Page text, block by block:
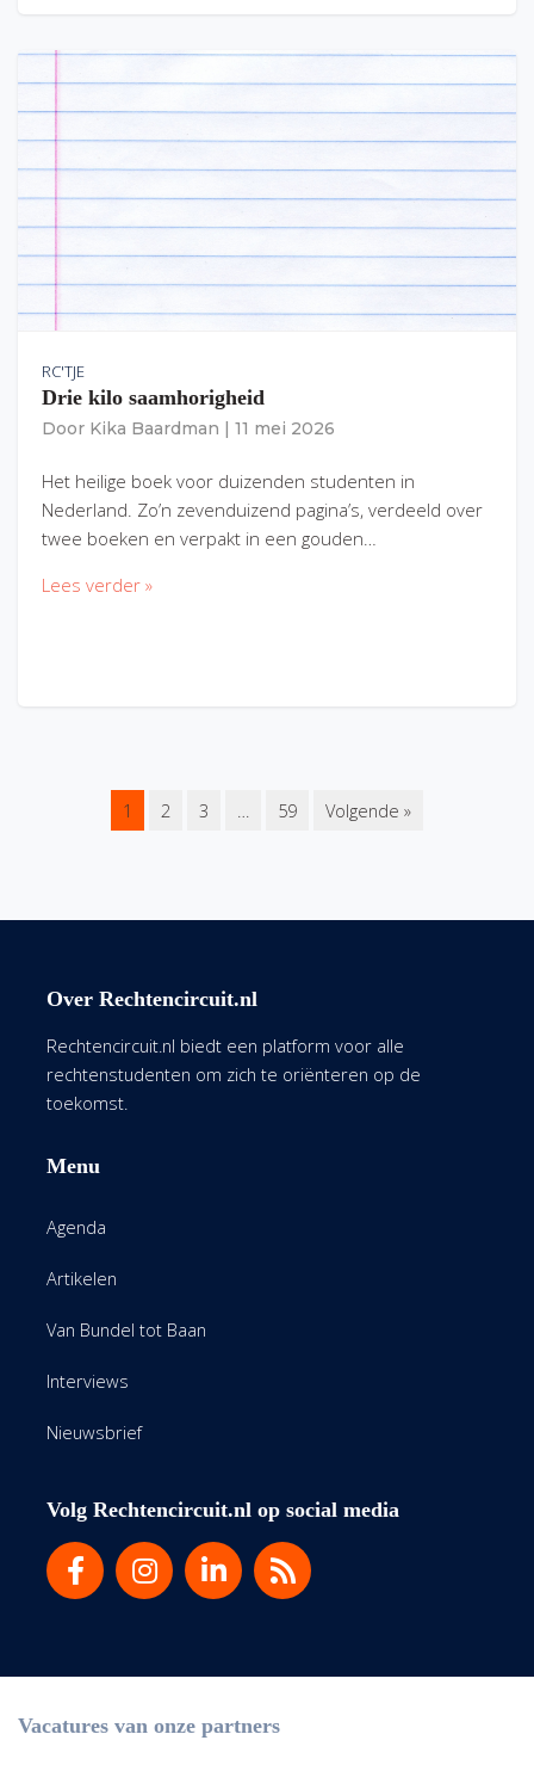
RC'TJE
Drie kilo saamhorigheid
Door Kika Baardman 11 mei 2026
Het heilige boek voor duizenden studenten in
Nederland. Zo’n zevenduizend pagina’s, verdeeld over
twee boeken en verpakt in een gouden…
Lees verder »
1 2 3 … 59 Volgende »
Over Rechtencircuit.nl
Rechtencircuit.nl biedt een platform voor alle
rechtenstudenten om zich te oriënteren op de
toekomst.
Menu
Agenda
Artikelen
Van Bundel tot Baan
Interviews
Nieuwsbrief
Volg Rechtencircuit.nl op social media
Vacatures van onze partners